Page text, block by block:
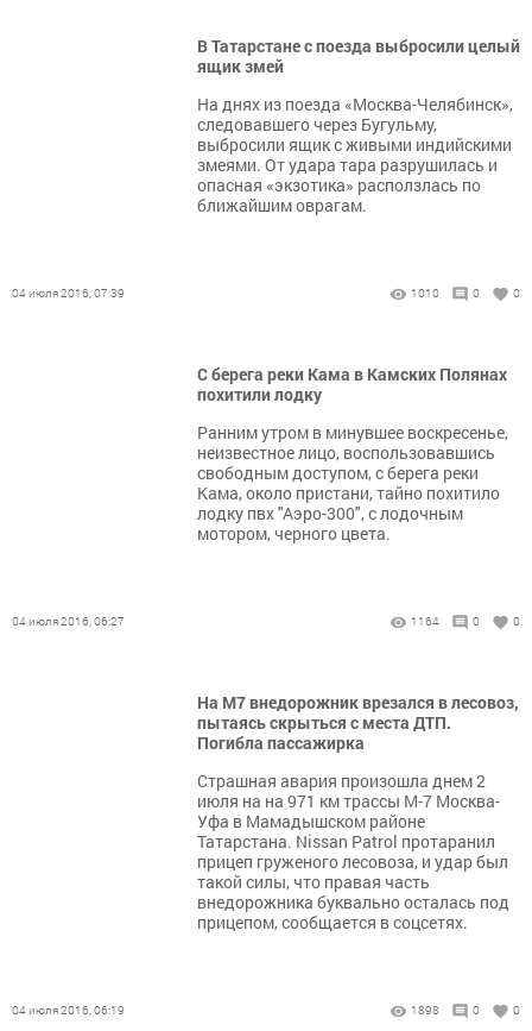
В Татарстане с поезда выбросили целый
ящик змей
На днях из поезда «Москва-Челябинск»,
следовавшего через Бугульму,
выбросили ящик с живыми индийскими
змеями. От удара тара разрушилась и
опасная «экзотика» расползлась по
ближайшим оврагам.
04 июля 2016, 07:39 1010 0 0
С берега реки Кама в Камских Полянах
похитили лодку
Ранним утром в минувшее воскресенье,
неизвестное лицо, воспользовавшись
свободным доступом, с берега реки
Кама, около пристани, тайно похитило
лодку пвх "Аэро-300", с лодочным
мотором, черного цвета.
04 июля 2016, 06:27 1164 0 0
На М7 внедорожник врезался в лесовоз,
пытаясь скрыться с места ДТП.
Погибла пассажирка
Страшная авария произошла днем 2
июля на на 971 км трассы М-7 Москва-
Уфа в Мамадышском районе
Татарстана. Nissan Patrol протаранил
прицеп груженого лесовоза, и удар был
такой силы, что правая часть
внедорожника буквально осталась под
прицепом, сообщается в соцсетях.
04 июля 2016, 06:19 1898 0 0